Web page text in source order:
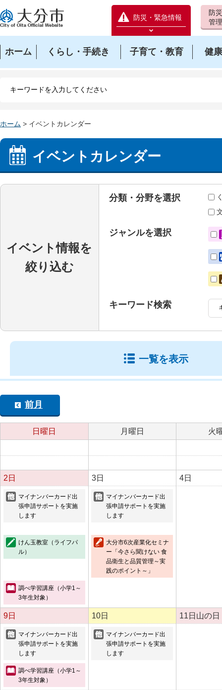
大分市
防災・緊急情報
防災緊急情報を開く
防
管
ホーム くらし・手続き 子育て・教育 健
ホーム > イベントカレンダー
イベントカレンダー
イベント情報を
絞り込む
分類・分野を選択
ジャンルを選択
キーワード検索
一覧を表示
前月
日曜日 月曜日 火
2日 3日 4日
マイナンバーカード出
張申請サポートを実施
します
マイナンバーカード出
張申請サポートを実施
します
けん玉教室（ライフパ
ル）
大分市6次産業化セミナ
ー「今さら聞けない 食
品衛生と品質管理～実
践のポイント～」
調べ学習講座（小学1～
3年生対象）
9日 10日 11日 山の日
マイナンバーカード出
張申請サポートを実施
します
マイナンバーカード出
張申請サポートを実施
します
調べ学習講座（小学1～
3年生対象）